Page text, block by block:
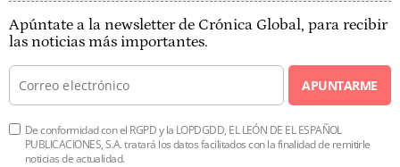
Apúntate a la newsletter de Crónica Global, para recibir
las noticias más importantes.
APUNTARME
De conformidad con el RGPD y la LOPDGDD, EL LEÓN DE EL ESPAÑOL
PUBLICACIONES, S.A. tratará los datos facilitados con la finalidad de remitirle
noticias de actualidad.